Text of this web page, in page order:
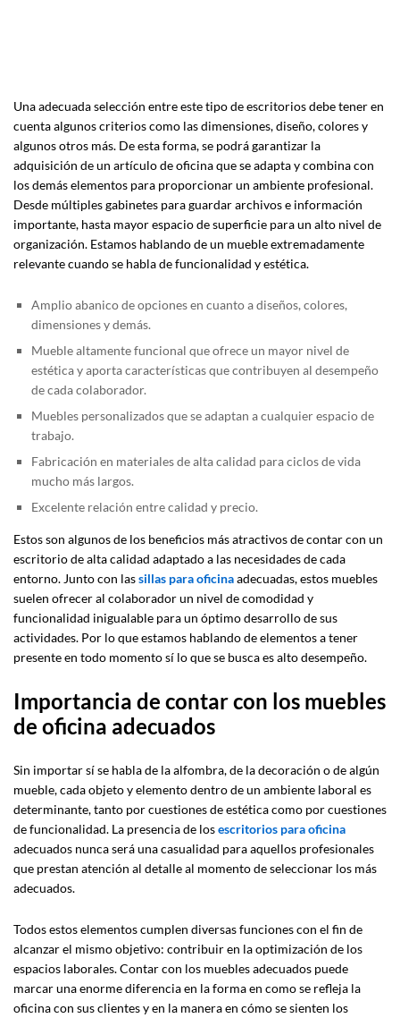
Una adecuada selección entre este tipo de escritorios debe tener en
cuenta algunos criterios como las dimensiones, diseño, colores y
algunos otros más. De esta forma, se podrá garantizar la
adquisición de un artículo de oficina que se adapta y combina con
los demás elementos para proporcionar un ambiente profesional.
Desde múltiples gabinetes para guardar archivos e información
importante, hasta mayor espacio de superficie para un alto nivel de
organización. Estamos hablando de un mueble extremadamente
relevante cuando se habla de funcionalidad y estética.
Amplio abanico de opciones en cuanto a diseños, colores,
dimensiones y demás.
Mueble altamente funcional que ofrece un mayor nivel de
estética y aporta características que contribuyen al desempeño
de cada colaborador.
Muebles personalizados que se adaptan a cualquier espacio de
trabajo.
Fabricación en materiales de alta calidad para ciclos de vida
mucho más largos.
Excelente relación entre calidad y precio.
Estos son algunos de los beneficios más atractivos de contar con un
escritorio de alta calidad adaptado a las necesidades de cada
entorno. Junto con lassillas para oficinaadecuadas, estos muebles
suelen ofrecer al colaborador un nivel de comodidad y
funcionalidad inigualable para un óptimo desarrollo de sus
actividades. Por lo que estamos hablando de elementos a tener
presente en todo momento sí lo que se busca es alto desempeño.
Importancia de contar con los muebles
de oficina adecuados
Sin importar sí se habla de la alfombra, de la decoración o de algún
mueble, cada objeto y elemento dentro de un ambiente laboral es
determinante, tanto por cuestiones de estética como por cuestiones
de funcionalidad. La presencia de losescritorios para oficina
adecuados nunca será una casualidad para aquellos profesionales
que prestan atención al detalle al momento de seleccionar los más
adecuados.
Todos estos elementos cumplen diversas funciones con el fin de
alcanzar el mismo objetivo: contribuir en la optimización de los
espacios laborales. Contar con los muebles adecuados puede
marcar una enorme diferencia en la forma en como se refleja la
oficina con sus clientes y en la manera en cómo se sienten los